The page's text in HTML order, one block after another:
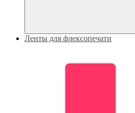
Ленты для флексопечати